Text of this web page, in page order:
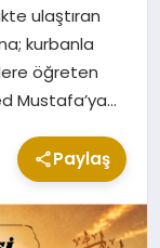
ulaştıran
kurbanla
öğreten
Mustafa’ya…
Paylaş